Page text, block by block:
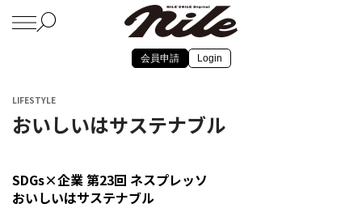
会員申請 Login
LIFESTYLE
おいしいはサステナブル
SDGs×企業 第23回 ネスプレッソ
おいしいはサステナブル